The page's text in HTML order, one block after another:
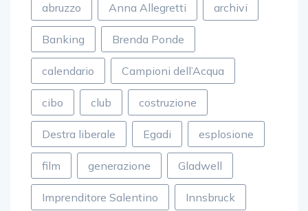
abruzzo Anna Allegretti archivi
Banking Brenda Ponde
calendario Campioni dell’Acqua
cibo club costruzione
Destra liberale Egadi esplosione
film generazione Gladwell
Imprenditore Salentino Innsbruck